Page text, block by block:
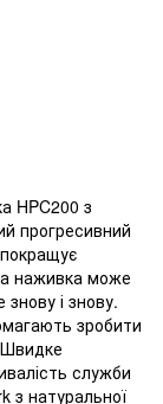
HPC200 з
прогресивний
наживка може
і знову.
зробити
Швидке
служби
з натуральної